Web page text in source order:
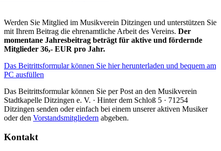
Werden Sie Mitglied im Musikverein Ditzingen und unterstützen Sie
mit Ihrem Beitrag die ehrenamtliche Arbeit des Vereins. Der
momentane Jahresbeitrag beträgt für aktive und fördernde
Mitglieder 36,- EUR pro Jahr.
Das Beitrittsformular können Sie hier herunterladen und bequem am
PC ausfüllen
Das Beitrittsformular können Sie per Post an den Musikverein
Stadtkapelle Ditzingen e. V. · Hinter dem Schloß 5 · 71254
Ditzingen senden oder einfach bei einem unserer aktiven Musiker
oder den Vorstandsmitgliedern abgeben.
Kontakt